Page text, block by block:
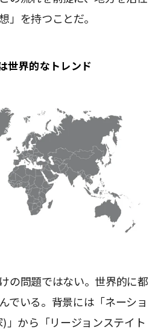
」を持つことだ。
世界的なトレンド
の問題ではない。世界的に都
でいる。背景には「ネーショ
」から「リージョンステイト